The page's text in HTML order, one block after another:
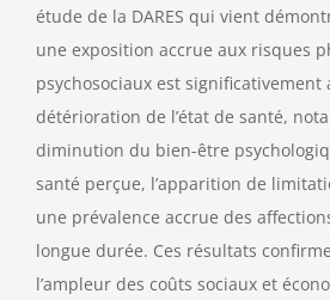
étude de la DARES qui vient
une exposition accrue aux risques
psychosociaux est significativement
détérioration de l’état de santé,
diminution du bien-être
santé perçue, l’apparition de
une prévalence accrue des
longue durée. Ces résultats
l’ampleur des coûts sociaux et